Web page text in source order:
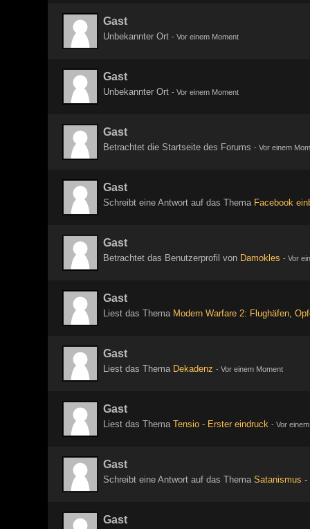
Gast
Unbekannter Ort - Vor einem Moment
Gast
Unbekannter Ort - Vor einem Moment
Gast
Betrachtet die Startseite des Forums - Vor einem
Gast
Schreibt eine Antwort auf das Thema Facebook
Gast
Betrachtet das Benutzerprofil von Damokles - Vor
Gast
Liest das Thema Modern Warfare 2: Flughäfen,
Gast
Liest das Thema Dekadenz - Vor einem Moment
Gast
Liest das Thema Tensio - Erster eindruck - Vor
Gast
Schreibt eine Antwort auf das Thema Satanismus -
Gast